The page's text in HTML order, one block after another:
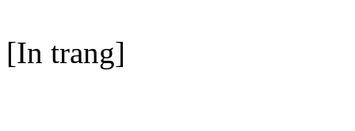
[In trang]